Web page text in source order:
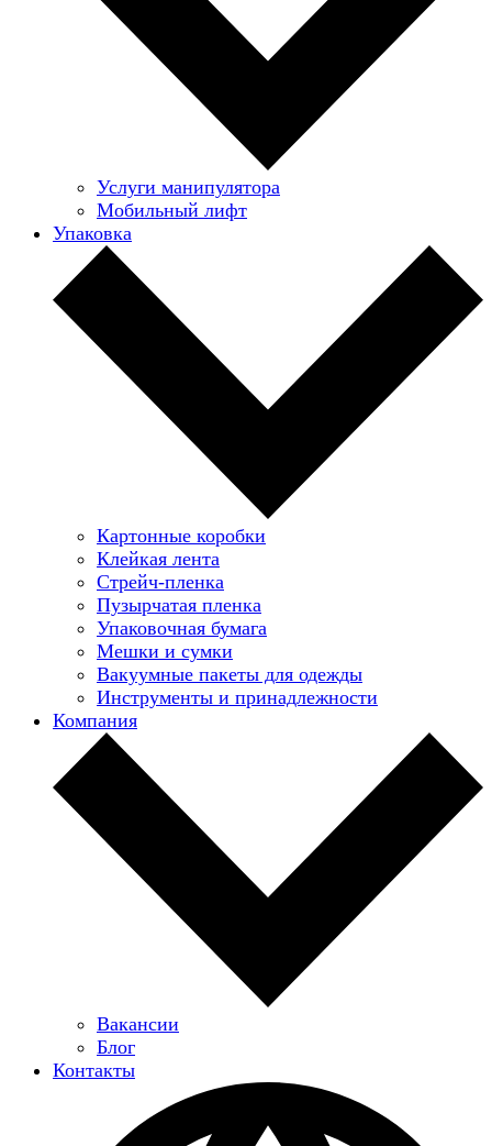
Услуги манипулятора
Мобильный лифт
Упаковка
Картонные коробки
Клейкая лента
Стрейч-пленка
Пузырчатая пленка
Упаковочная бумага
Мешки и сумки
Вакуумные пакеты для одежды
Инструменты и принадлежности
Компания
Вакансии
Блог
Контакты